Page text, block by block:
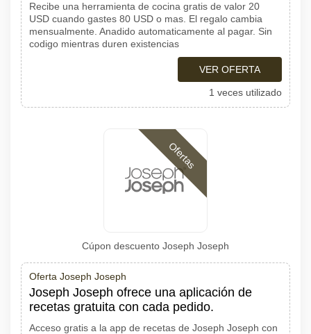
Recibe una herramienta de cocina gratis de valor 20
USD cuando gastes 80 USD o mas. El regalo cambia
mensualmente. Anadido automaticamente al pagar. Sin
codigo mientras duren existencias
VER OFERTA
1 veces utilizado
Ofertas
Cúpon descuento Joseph Joseph
Oferta Joseph Joseph
Joseph Joseph ofrece una aplicación de
recetas gratuita con cada pedido.
Acceso gratis a la app de recetas de Joseph Joseph con